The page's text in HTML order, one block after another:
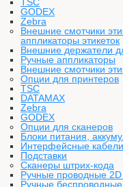
GODEX
Zebra
Внешние смотчики
аппликаторы этикеток
Внешние держатели
Ручные аппликаторы
Внешние смотчики
Опции для принтеров
TSC
DATAMAX
Zebra
GODEX
Опции для сканеров
Блоки питания,
Интерфейсные кабели
Подставки
Сканеры штрих-кода
Ручные проводные
Ручные